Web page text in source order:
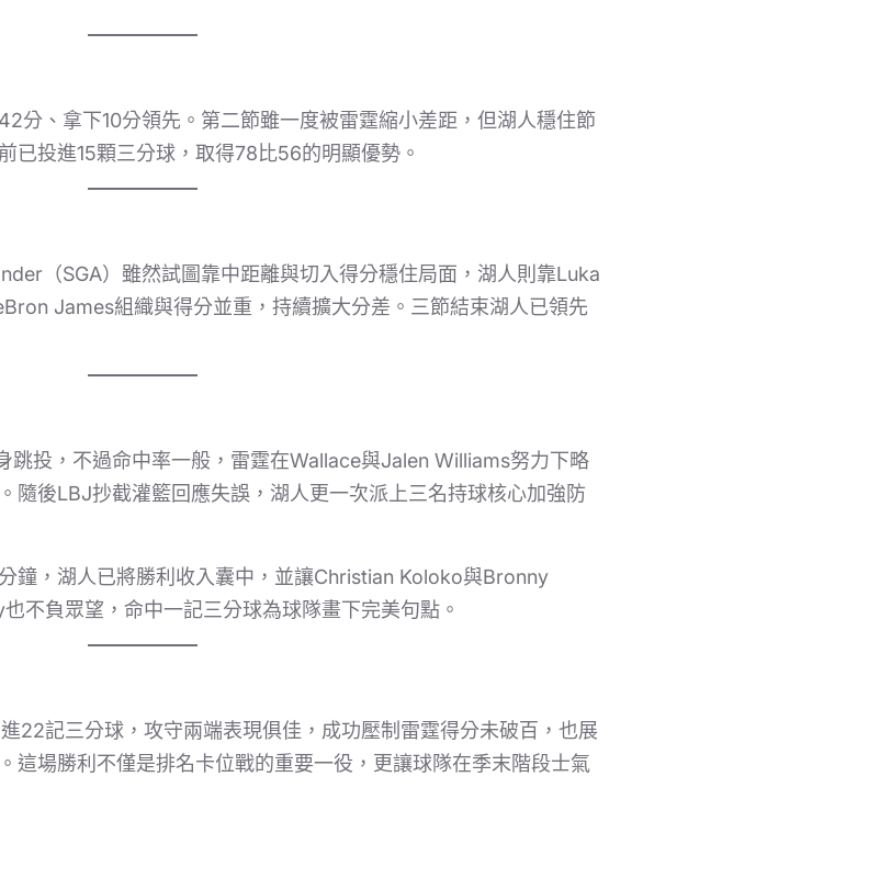
分、拿下10分領先。第二節雖一度被雷霆縮小差距，但湖人穩住節
已投進15顆三分球，取得78比56的明顯優勢。
（SGA）雖然試圖靠中距離與切入得分穩住局面，湖人則靠Luka
James組織與得分並重，持續擴大分差。三節結束湖人已領先
跳投，不過命中率一般，雷霆在Wallace與Jalen Williams努力下略
隨後LBJ抄截灌籃回應失誤，湖人更一次派上三名持球核心加強防
鐘，湖人已將勝利收入囊中，並讓Christian Koloko與Bronny
不負眾望，命中一記三分球為球隊畫下完美句點。
22記三分球，攻守兩端表現俱佳，成功壓制雷霆得分未破百，也展
這場勝利不僅是排名卡位戰的重要一役，更讓球隊在季末階段士氣